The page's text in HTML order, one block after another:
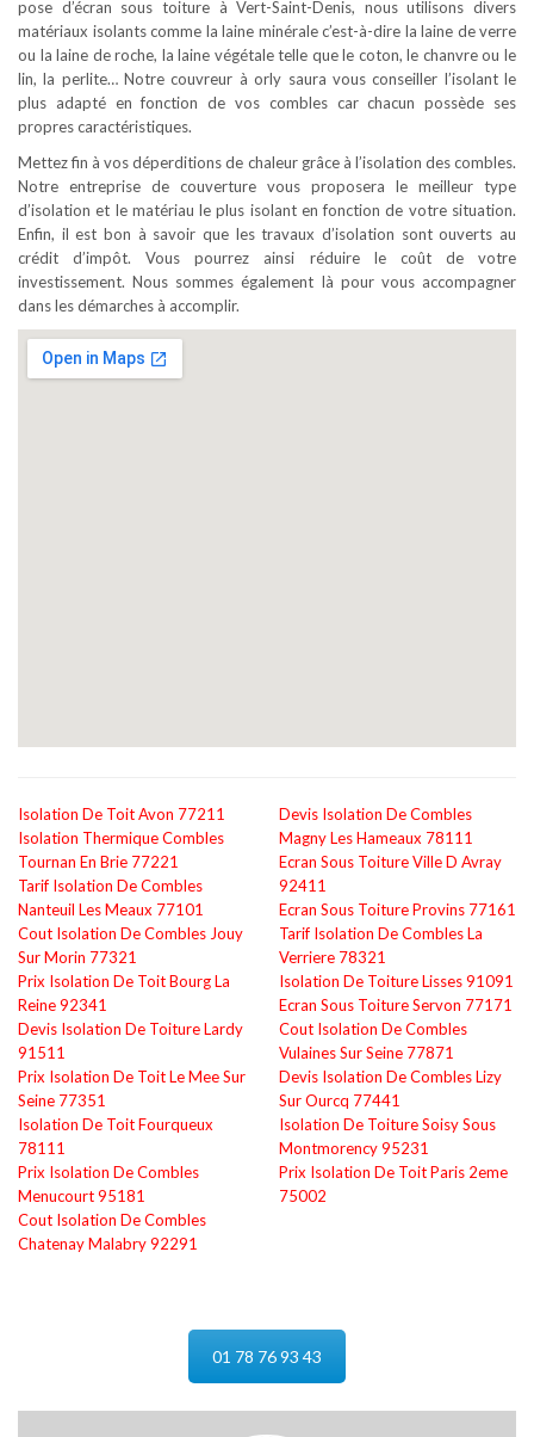
pose d’écran sous toiture à Vert-Saint-Denis, nous utilisons divers
matériaux isolants comme la laine minérale c’est-à-dire la laine de verre
ou la laine de roche, la laine végétale telle que le coton, le chanvre ou le
lin, la perlite… Notre couvreur à orly saura vous conseiller l’isolant le
plus adapté en fonction de vos combles car chacun possède ses
propres caractéristiques.
Mettez fin à vos déperditions de chaleur grâce à l’isolation des combles.
Notre entreprise de couverture vous proposera le meilleur type
d’isolation et le matériau le plus isolant en fonction de votre situation.
Enfin, il est bon à savoir que les travaux d’isolation sont ouverts au
crédit d’impôt. Vous pourrez ainsi réduire le coût de votre
investissement. Nous sommes également là pour vous accompagner
dans les démarches à accomplir.
Isolation De Toit Avon 77211
Isolation Thermique Combles
Tournan En Brie 77221
Tarif Isolation De Combles
Nanteuil Les Meaux 77101
Cout Isolation De Combles Jouy
Sur Morin 77321
Prix Isolation De Toit Bourg La
Reine 92341
Devis Isolation De Toiture Lardy
91511
Prix Isolation De Toit Le Mee Sur
Seine 77351
Isolation De Toit Fourqueux
78111
Prix Isolation De Combles
Menucourt 95181
Cout Isolation De Combles
Chatenay Malabry 92291
Devis Isolation De Combles
Magny Les Hameaux 78111
Ecran Sous Toiture Ville D Avray
92411
Ecran Sous Toiture Provins 77161
Tarif Isolation De Combles La
Verriere 78321
Isolation De Toiture Lisses 91091
Ecran Sous Toiture Servon 77171
Cout Isolation De Combles
Vulaines Sur Seine 77871
Devis Isolation De Combles Lizy
Sur Ourcq 77441
Isolation De Toiture Soisy Sous
Montmorency 95231
Prix Isolation De Toit Paris 2eme
75002
01 78 76 93 43